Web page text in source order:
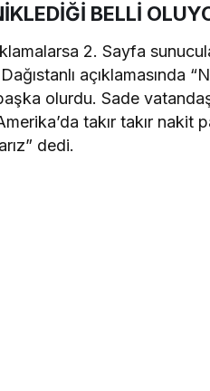
BELLİ
2. Sayfa
açıklamasında
olurdu. Sade
takır takır nakit
dedi.